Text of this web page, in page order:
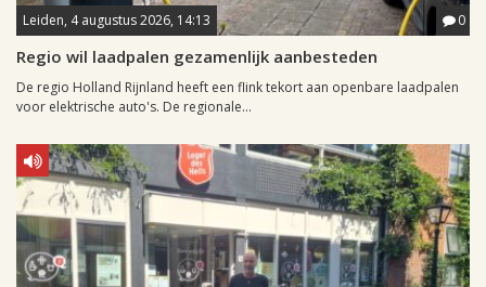
Leiden, 4 augustus 2026, 14:13 0
Regio wil laadpalen gezamenlijk aanbesteden
De regio Holland Rijnland heeft een flink tekort aan openbare laadpalen
voor elektrische auto's. De regionale...